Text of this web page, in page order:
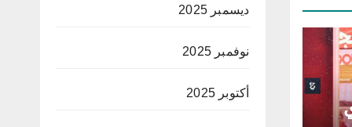
ديسمبر 2025
نوفمبر 2025
أكتوبر 2025